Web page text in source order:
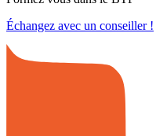
Échangez avec un conseiller !